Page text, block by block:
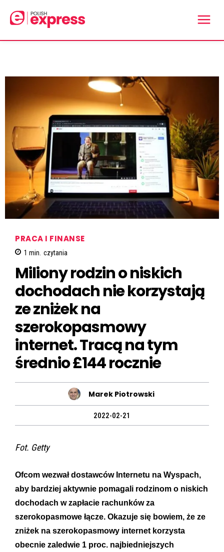
PRACA I FINANSE
1 min. czytania
Miliony rodzin o niskich
dochodach nie korzystają
ze zniżek na
szerokopasmowy
internet. Tracą na tym
średnio £144 rocznie
Marek Piotrowski
2022-02-21
Fot. Getty
Ofcom wezwał dostawców Internetu na Wyspach,
aby bardziej aktywnie pomagali rodzinom o niskich
dochodach w zapłacie rachunków za
szerokopasmowe łącze. Okazuje się bowiem, że ze
zniżek na szerokopasmowy internet korzysta
obecnie zaledwie 1 proc. najbiedniejszych